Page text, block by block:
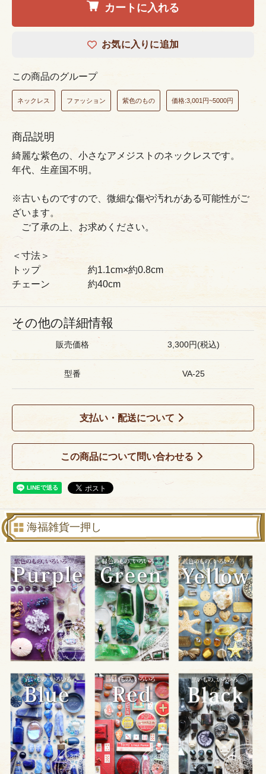
カートに入れる
お気に入りに追加
この商品のグループ
ネックレス ファッション 紫色のもの 価格:3,001円~5000円
商品説明
綺麗な紫色の、小さなアメジストのネックレスです。
年代、生産国不明。
※古いものですので、微細な傷や汚れがある可能性がご
ざいます。
ご了承の上、お求めください。
＜寸法＞
トップ 約1.1cm×約0.8cm
チェーン 約40cm
その他の詳細情報
販売価格 3,300円(税込)
型番 VA-25
支払い・配送について
この商品について問い合わせる
海福雑貨一押し